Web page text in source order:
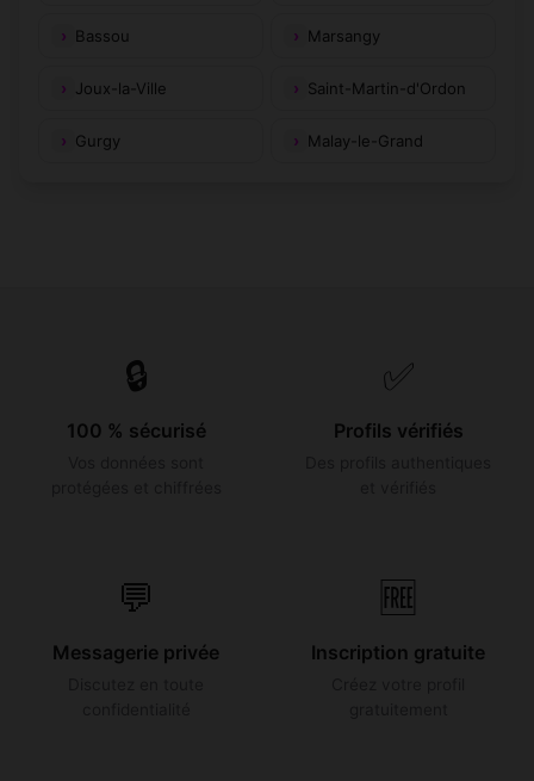
Bassou Marsangy
Joux-la-Ville Saint-Martin-d'Ordon
Gurgy Malay-le-Grand
🔒
100 % sécurisé
✅
Profils vérifiés
💬
Messagerie privée
🆓
Inscription gratuite